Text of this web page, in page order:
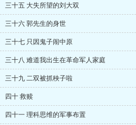
三十五 大失所望的刘大双
三十六 郭先生的身世
三十七 只因鬼子闹中原
三十八 难道我出生在革命军人家庭
三十九 二双被抓秧子啦
四十 救赎
四十一 理科思维的军事布置